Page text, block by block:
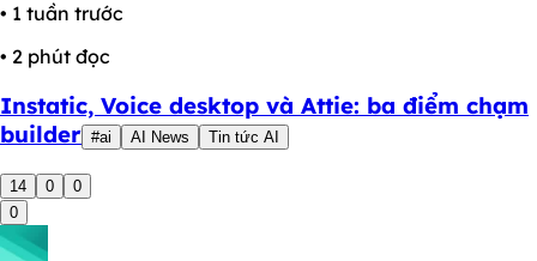
• 1 tuần trước
• 2 phút đọc
Instatic, Voice desktop và Attie: ba điểm chạm
builder #ai AI News Tin tức AI
14 0
0
0